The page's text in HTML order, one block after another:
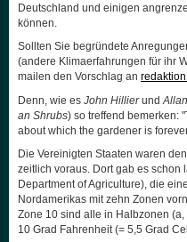
Deutschland und einigen
können.
Sollten Sie begründete
(andere Klimaerfahrungen für ihr
mailen den Vorschlag an
Denn, wie es John Hillierund
an Shrubs) so treffend bemerken:
about which the gardener is
Die Vereinigten Staaten waren
zeitlich voraus. Dort gab es schon
Department of Agriculture), die
Nordamerikas mit zehn Zonen
Zone 10 sind alle in Halbzonen
10 Grad Fahrenheit (= 5,5 Grad